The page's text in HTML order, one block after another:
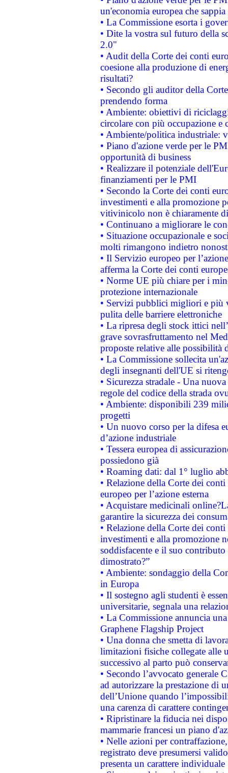
un'economia europea che
• La Commissione esorta i
• Dite la vostra sul futuro della
2.0"
• Audit della Corte dei conti
coesione alla produzione di
risultati?
• Secondo gli auditor della
prendendo forma
• Ambiente: obiettivi di
circolare con più occupazione e
• Ambiente/politica industriale:
• Piano d'azione verde per le
opportunità di business
• Realizzare il potenziale
finanziamenti per le PMI
• Secondo la Corte dei conti
investimenti e alla promozione
vitivinicolo non è chiaramente
• Continuano a migliorare le
• Situazione occupazionale e
molti rimangono indietro
• Il Servizio europeo per
afferma la Corte dei conti
• Norme UE più chiare per i
protezione internazionale
• Servizi pubblici migliori e più
pulita delle barriere elettroniche
• La ripresa degli stock ittici
grave sovrasfruttamento nel
proposte relative alle possibilità
• La Commissione sollecita
degli insegnanti dell'UE si
• Sicurezza stradale - Una
regole del codice della strada
• Ambiente: disponibili 239
progetti
• Un nuovo corso per la difesa
d’azione industriale
• Tessera europea di
possiedono già
• Roaming dati: dal 1° luglio
• Relazione della Corte dei
europeo per l’azione esterna
• Acquistare medicinali
garantire la sicurezza dei
• Relazione della Corte dei
investimenti e alla promozione
soddisfacente e il suo
dimostrato?”
• Ambiente: sondaggio della
in Europa
• Il sostegno agli studenti è
universitarie, segnala una
• La Commissione annuncia
Graphene Flagship Project
• Una donna che smetta di
limitazioni fisiche collegate alle
successivo al parto può
• Secondo l’avvocato
ad autorizzare la prestazione di
dell’Unione quando
una carenza di carattere
• Ripristinare la fiducia nei
mammarie francesi un piano
• Nelle azioni per
registrato deve presumersi
presenta un carattere individuale